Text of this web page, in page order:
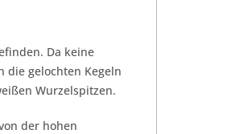
Da keine
die gelochten Kegeln
Wurzelspitzen.
der hohen